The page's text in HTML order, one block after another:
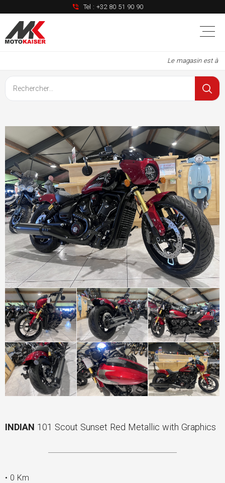
Tel : +32 80 51 90 90
Le magasin est à
INDIAN 101 Scout Sunset Red Metallic with Graphics
• 0 Km